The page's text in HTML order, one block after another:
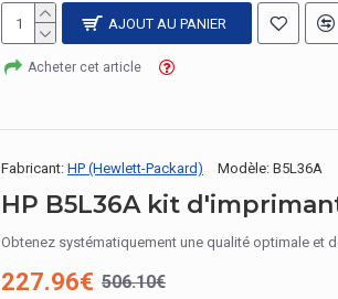
AJOUT AU PANIER
Acheter cet article
Fabricant: HP (Hewlett-Packard) Modèle: B5L36A
HP B5L36A kit
Obtenez systématiquement une qualité optimale et
227.96€ 506.10€